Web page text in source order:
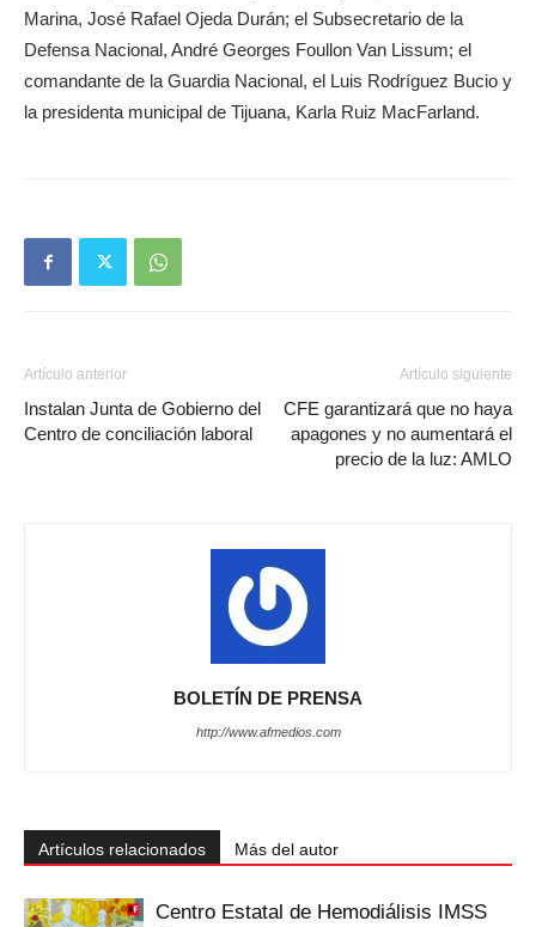
Marina, José Rafael Ojeda Durán; el Subsecretario de la
Defensa Nacional, André Georges Foullon Van Lissum; el
comandante de la Guardia Nacional, el Luis Rodríguez Bucio y
la presidenta municipal de Tijuana, Karla Ruiz MacFarland.
Artículo anterior
Instalan Junta de Gobierno del
Centro de conciliación laboral
Artículo siguiente
CFE garantizará que no haya
apagones y no aumentará el
precio de la luz: AMLO
BOLETÍN DE PRENSA
http://www.afmedios.com
Artículos relacionados Más del autor
Centro Estatal de Hemodiálisis IMSS